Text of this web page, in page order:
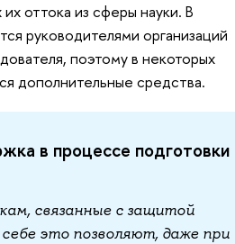
оттока из сферы науки. В
руководителями организаций
поэтому в некоторых
дополнительные средства.
в процессе подготовки
связанные с защитой
это позволяют, даже при